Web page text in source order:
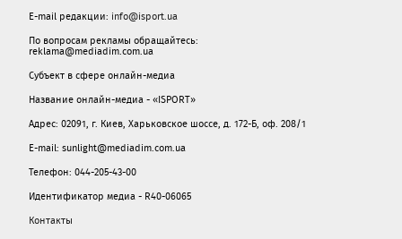
E-mail редакции: info@isport.ua
По вопросам рекламы обращайтесь:
reklama@mediadim.com.ua
Субъект в сфере онлайн-медиа
Название онлайн-медиа - «ISPORT»
Адрес: 02091, г. Киев, Харьковское шоссе, д. 172-Б, оф. 208/1
E-mail: sunlight@mediadim.com.ua
Телефон: 044-205-43-00
Идентификатор медиа - R40-06065
Контакты